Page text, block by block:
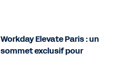
Workday Elevate Paris : un
sommet exclusif pour